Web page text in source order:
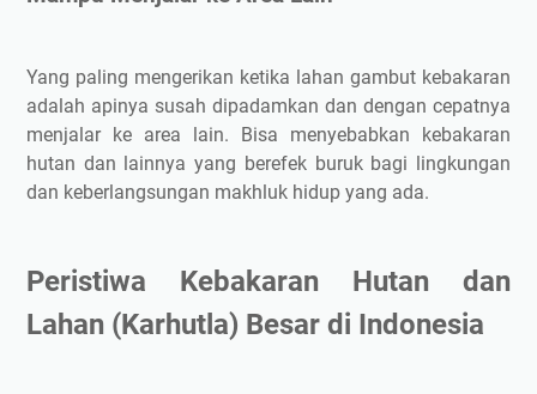
Yang paling mengerikan ketika lahan gambut kebakaran
adalah apinya susah dipadamkan dan dengan cepatnya
menjalar ke area lain. Bisa menyebabkan kebakaran
hutan dan lainnya yang berefek buruk bagi lingkungan
dan keberlangsungan makhluk hidup yang ada.
Peristiwa Kebakaran Hutan dan
Lahan (Karhutla) Besar di Indonesia